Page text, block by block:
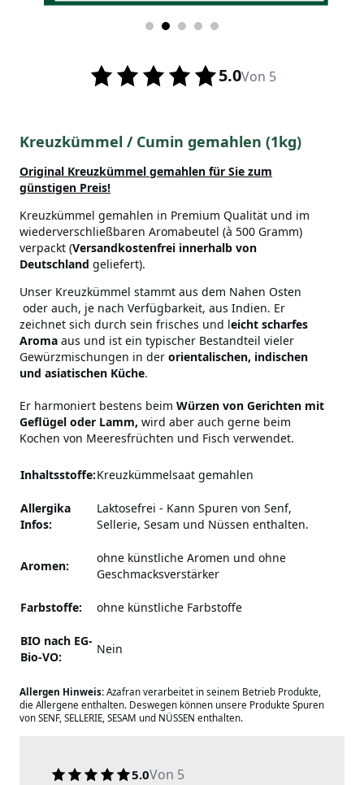
5.0Von 5
Kreuzkümmel / Cumin gemahlen (1kg)
Original Kreuzkümmel gemahlen für Sie zum
günstigen Preis!
Kreuzkümmel gemahlen in Premium Qualität und im
wiederverschließbaren Aromabeutel (à 500 Gramm)
verpackt (Versandkostenfrei innerhalb von
Deutschland geliefert).
Unser Kreuzkümmel stammt aus dem Nahen Osten
oder auch, je nach Verfügbarkeit, aus Indien. Er
zeichnet sich durch sein frisches und leicht scharfes
Aroma aus und ist ein typischer Bestandteil vieler
Gewürzmischungen in der orientalischen, indischen
und asiatischen Küche.
Er harmoniert bestens beim Würzen von Gerichten mit
Geflügel oder Lamm, wird aber auch gerne beim
Kochen von Meeresfrüchten und Fisch verwendet.
Inhaltsstoffe:Kreuzkümmelsaat gemahlen
Allergika
Infos:
Laktosefrei - Kann Spuren von Senf,
Sellerie, Sesam und Nüssen enthalten.
Aromen:
ohne künstliche Aromen und ohne
Geschmacksverstärker
Farbstoffe: ohne künstliche Farbstoffe
BIO nach EG-
Bio-VO:
Nein
Allergen Hinweis: Azafran verarbeitet in seinem Betrieb Produkte,
die Allergene enthalten. Deswegen können unsere Produkte Spuren
von SENF, SELLERIE, SESAM und NÜSSEN enthalten.
5.0Von 5